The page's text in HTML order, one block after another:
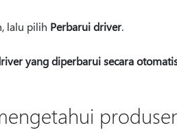
lalu pilih Perbarui driver.
yang diperbarui secara